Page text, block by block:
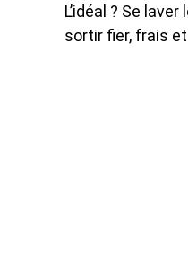
L’idéal ? Se laver
sortir fier, frais